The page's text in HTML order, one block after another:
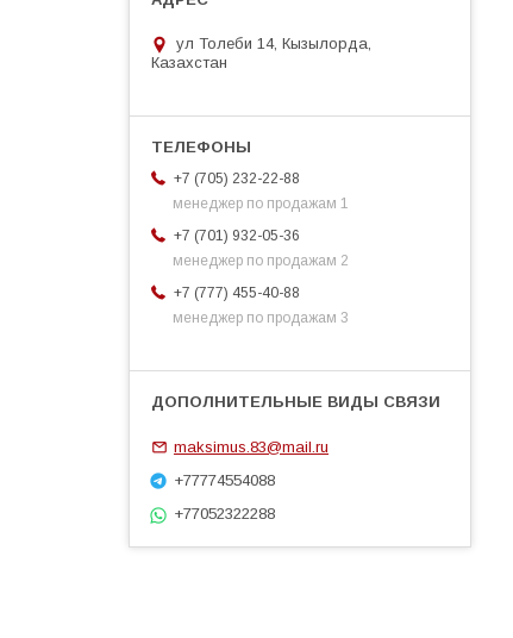
ул Толеби 14, Кызылорда,
Казахстан
+7 (705) 232-22-88
менеджер по продажам 1
+7 (701) 932-05-36
менеджер по продажам 2
+7 (777) 455-40-88
менеджер по продажам 3
maksimus.83@mail.ru
+77774554088
+77052322288